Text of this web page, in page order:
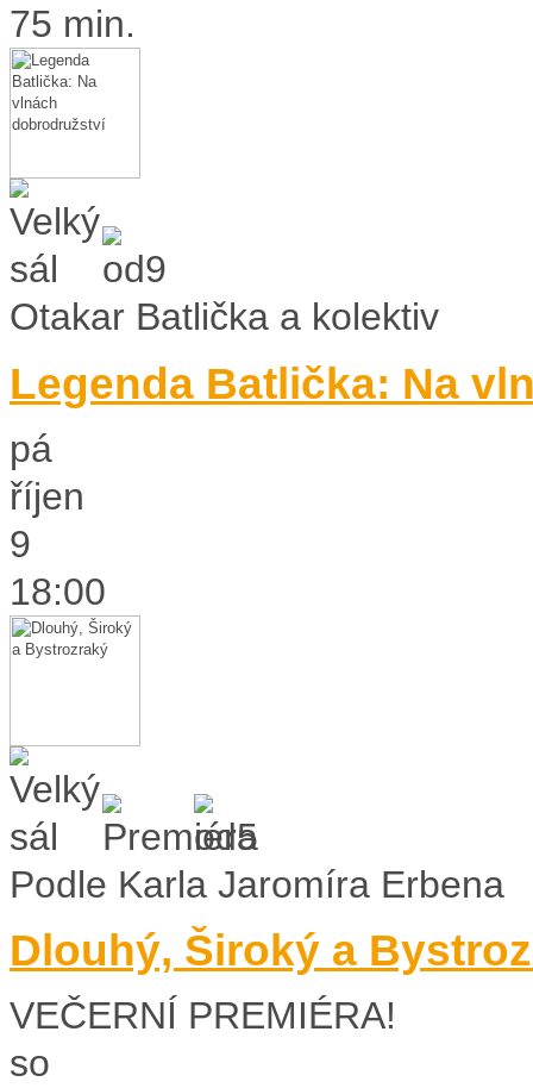
75 min.
Otakar Batlička a kolektiv
Legenda Batlička: Na
pá
říjen
9
18:00
Podle Karla Jaromíra Erbena
Dlouhý, Široký a
VEČERNÍ PREMIÉRA!
so